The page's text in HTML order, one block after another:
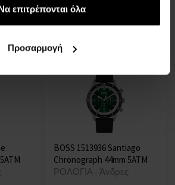
επιτρέπονται όλα
Προσαρμογή
BOSS 1513936 Santiago
Chronograph 44mm 5ATM
ΡΟΛΟΓΙΑ - Άνδρες